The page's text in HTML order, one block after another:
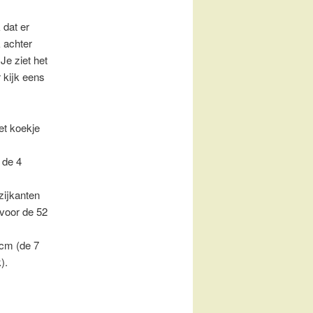
dat er
achter
ziet het
kijk eens
koekje
4
de 52
(de 7